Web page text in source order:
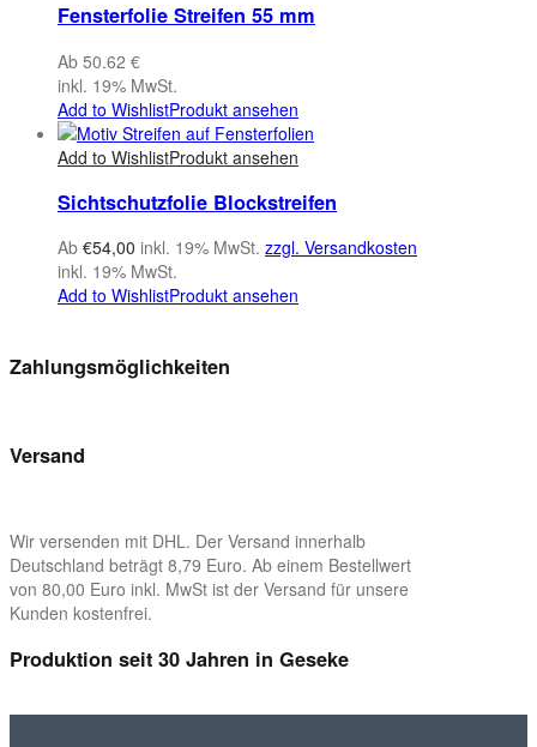
Fensterfolie Streifen 55 mm
Ab 50.62 €
inkl. 19% MwSt.
Add to WishlistProdukt ansehen
Add to WishlistProdukt ansehen
Sichtschutzfolie Blockstreifen
Ab €54,00 inkl. 19% MwSt. zzgl. Versandkosten
inkl. 19% MwSt.
Add to WishlistProdukt ansehen
Zahlungsmöglichkeiten
Versand
Wir versenden mit DHL. Der Versand innerhalb
Deutschland beträgt 8,79 Euro. Ab einem Bestellwert
von 80,00 Euro inkl. MwSt ist der Versand für unsere
Kunden kostenfrei.
Produktion seit 30 Jahren in Geseke